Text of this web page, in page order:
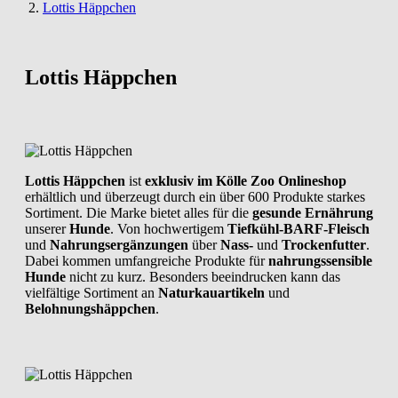
Lottis Häppchen
Lottis Häppchen
Lottis Häppchen ist exklusiv im Kölle Zoo Onlineshop
erhältlich und überzeugt durch ein über 600 Produkte starkes
Sortiment. Die Marke bietet alles für die gesunde Ernährung
unsererHunde. Von hochwertigem Tiefkühl-BARF-Fleisch
und Nahrungsergänzungen überNass- und Trockenfutter.
Dabei kommen umfangreiche Produkte fürnahrungssensible
Hunde nicht zu kurz. Besonders beeindrucken kann das
vielfältige Sortiment an Naturkauartikeln und
Belohnungshäppchen.